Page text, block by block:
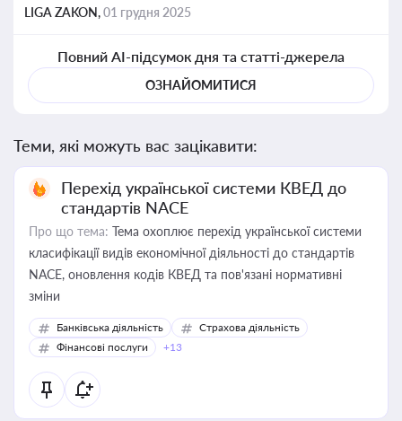
LIGA ZAKON,01 грудня 2025
Повний AI-підсумок дня та статті-джерела
ОЗНАЙОМИТИСЯ
Теми, які можуть вас зацікавити:
Перехід української системи КВЕД до
стандартів NACE
Про що тема: Тема охоплює перехід української системи
класифікації видів економічної діяльності до стандартів
NACE, оновлення кодів КВЕД та пов'язані нормативні
зміни
Банківська діяльність
Страхова діяльність
Фінансові послуги
+13